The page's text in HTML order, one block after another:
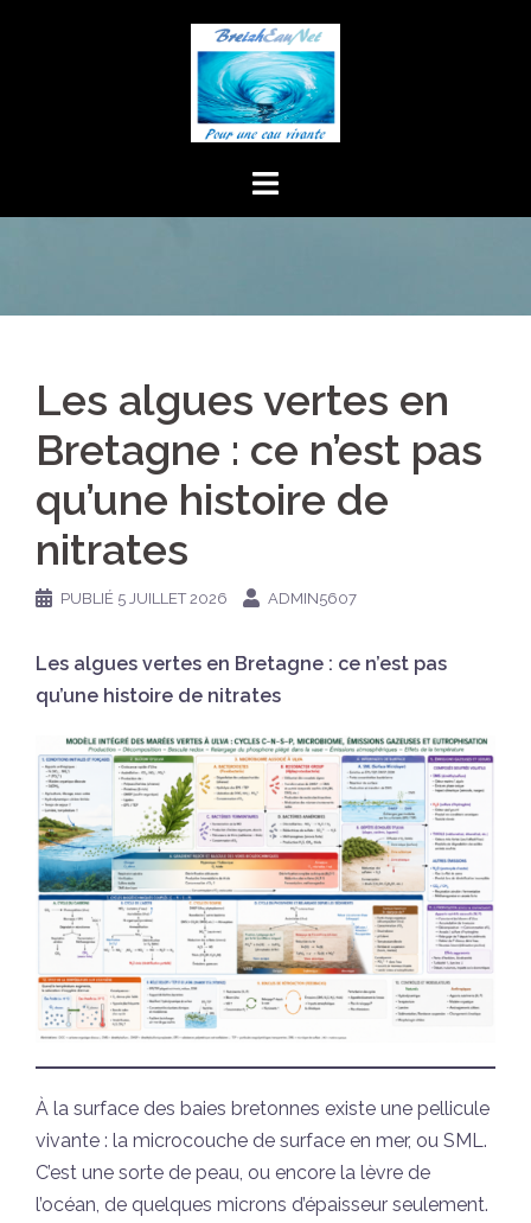
Les algues vertes en
Bretagne : ce n’est pas
qu’une histoire de
nitrates
PUBLIÉ 5 JUILLET 2026 ADMIN5607
Les algues vertes en Bretagne : ce n’est pas
qu’une histoire de nitrates
À la surface des baies bretonnes existe une pellicule
vivante : la microcouche de surface en mer, ou SML.
C’est une sorte de peau, ou encore la lèvre de
l’océan, de quelques microns d’épaisseur seulement.